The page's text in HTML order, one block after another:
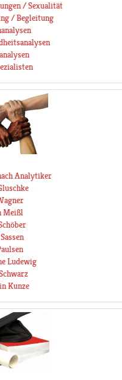
/ Sexualität
/ Begleitung
Analytiker
Meißl
Ludewig
Kunze